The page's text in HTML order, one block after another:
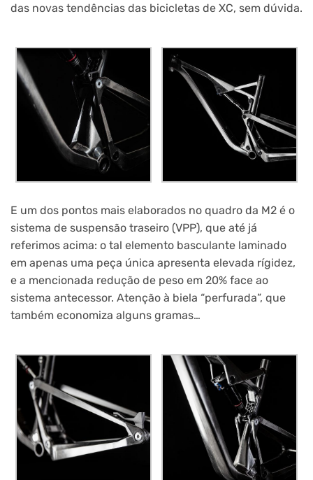
das novas tendências das bicicletas de XC, sem dúvida.
E um dos pontos mais elaborados no quadro da M2 é o
sistema de suspensão traseiro (VPP), que até já
referimos acima: o tal elemento basculante laminado
em apenas uma peça única apresenta elevada rígidez,
e a mencionada redução de peso em 20% face ao
sistema antecessor. Atenção à biela “perfurada”, que
também economiza alguns gramas…